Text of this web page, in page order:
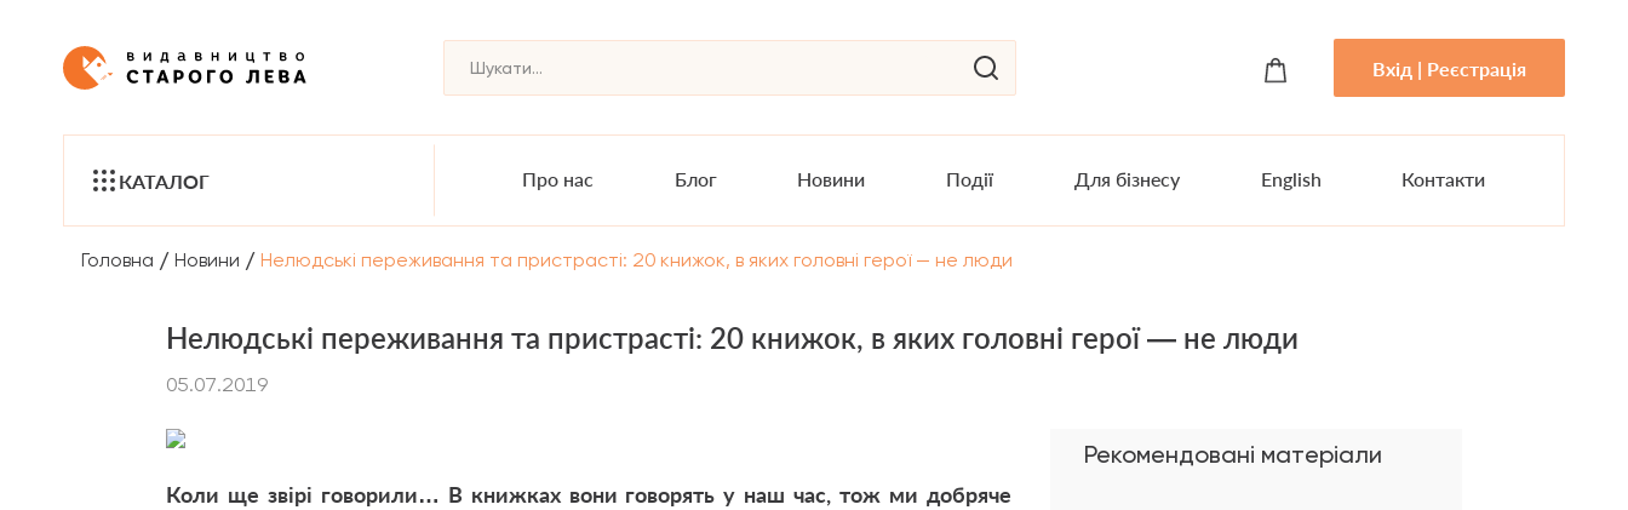
Вхід | Реєстрація
КАТАЛОГ Про нас Блог Новини Події Для бізнесу English Контакти
Головна / Новини / Нелюдські переживання та пристрасті: 20 книжок, в яких головні герої — не люди
Нелюдські переживання та пристрасті: 20 книжок, в яких головні герої — не люди
05.07.2019
Коли ще звірі говорили… В книжках вони говорять у наш час, тож ми добряче
Рекомендовані матеріали